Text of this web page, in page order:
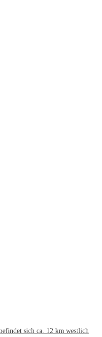
sich ca. 12 km westlich